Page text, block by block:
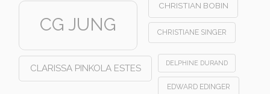
CG JUNG
CHRISTIAN BOBIN
CHRISTIANE SINGER
CLARISSA PINKOLA ESTES DELPHINE DURAND
EDWARD EDINGER